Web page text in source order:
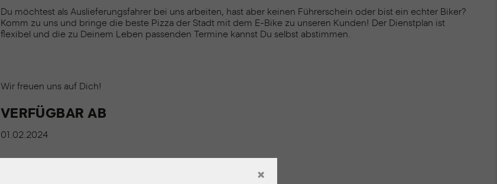
×
Du möchtest als Auslieferungsfahrer bei uns arbeiten, hast aber keinen Führerschein oder bist ein echter Biker?
Komm zu uns und bringe die beste Pizza der Stadt mit dem E-Bike zu unseren Kunden! Der Dienstplan ist
flexibel und die zu Deinem Leben passenden Termine kannst Du selbst abstimmen.
Wir freuen uns auf Dich!
VERFÜGBAR AB
01.02.2024